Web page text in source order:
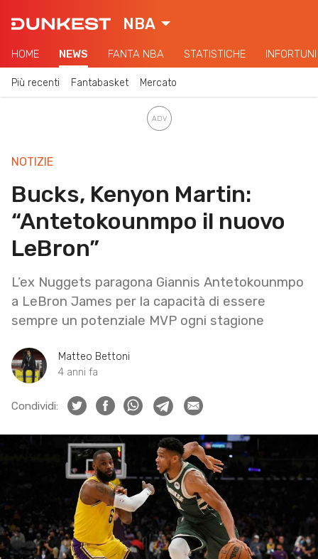
NBA
HOME NEWS FANTA NBA STATISTICHE INFORTUNI
Più recenti Fantabasket Mercato
NOTIZIE
Bucks, Kenyon Martin:
“Antetokounmpo il nuovo
LeBron”
L’ex Nuggets paragona Giannis Antetokounmpo
a LeBron James per la capacità di essere
sempre un potenziale MVP ogni stagione
Matteo Bettoni
4 anni fa
Condividi: